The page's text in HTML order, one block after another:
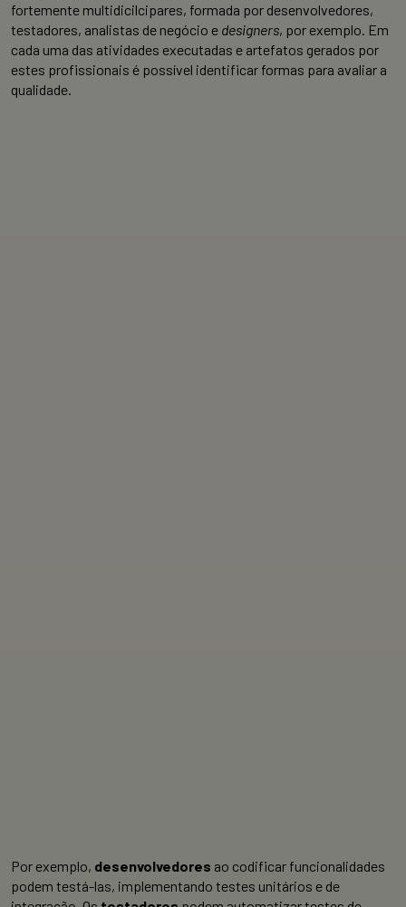
fortemente multidicilcipares, formada por desenvolvedores,
testadores, analistas de negócio e designers, por exemplo. Em
cada uma das atividades executadas e artefatos gerados por
estes profissionais é possível identificar formas para avaliar a
qualidade.
Por exemplo, desenvolvedores ao codificar funcionalidades
podem testá-las, implementando testes unitários e de